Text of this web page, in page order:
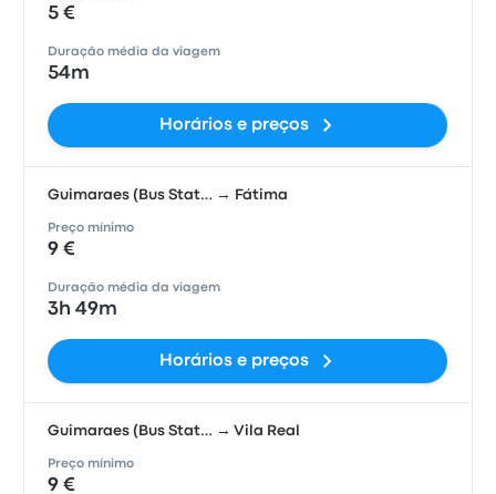
5 €
Duração média da viagem
54m
Horários e preços
Guimaraes (Bus Stat… → Fátima
Preço mínimo
9 €
Duração média da viagem
3h 49m
Horários e preços
Guimaraes (Bus Stat… → Vila Real
Preço mínimo
9 €